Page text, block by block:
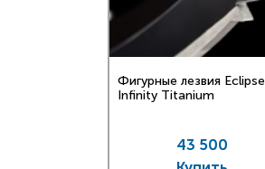
Фигурные лезвия Eclipse
Infinity Titanium
43 500